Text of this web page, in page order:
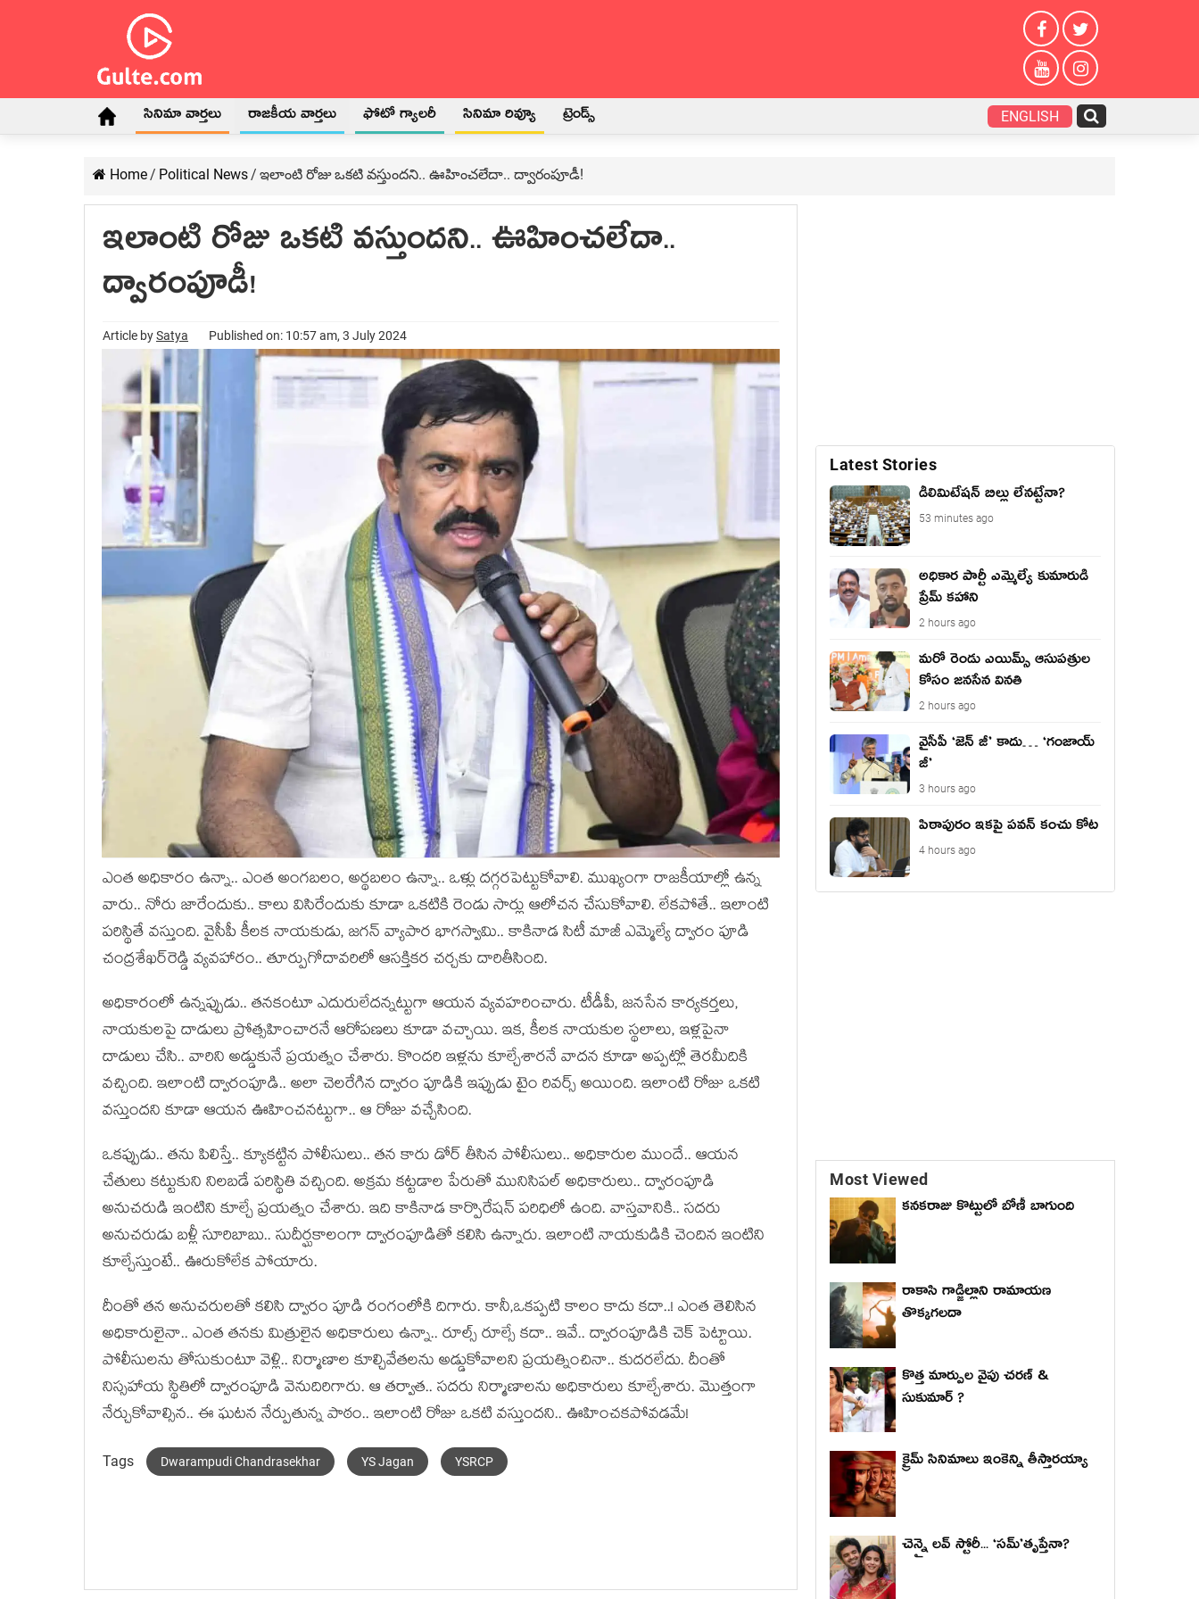
సినిమా వార్తలు రాజకీయ వార్తలు ఫోటో గ్యాలరీ సినిమా రివ్యూ ట్రెండ్స్ ENGLISH
Home/ Political News/ ఇలాంటి రోజు ఒక‌టి వ‌స్తుంద‌ని.. ఊహించ‌లేదా.. ద్వారంపూడీ!
ఇలాంటి రోజు ఒక‌టి వ‌స్తుంద‌ని.. ఊహించ‌లేదా..
ద్వారంపూడీ!
Article bySatya Published on: 10:57 am, 3 July 2024
ఎంత అధికారం ఉన్నా.. ఎంత అంగ‌బ‌లం, అర్థ‌బ‌లం ఉన్నా.. ఒళ్లు ద‌గ్గ‌ర‌పెట్టుకోవాలి. ముఖ్యంగా రాజ‌కీయాల్లో ఉన్న
వారు.. నోరు జారేందుకు.. కాలు విసిరేందుకు కూడా ఒకటికి రెండు సార్లు ఆలోచ‌న చేసుకోవాలి. లేక‌పోతే.. ఇలాంటి
ప‌రిస్థితే వ‌స్తుంది. వైసీపీ కీల‌క నాయ‌కుడు, జ‌గ‌న్ వ్యాపార భాగ‌స్వామి.. కాకినాడ సిటీ మాజీ ఎమ్మెల్యే ద్వారం పూడి
చంద్ర‌శేఖ‌ర్‌రెడ్డి వ్య‌వ‌హారం.. తూర్పుగోదావ‌రిలో ఆస‌క్తిక‌ర చ‌ర్చ‌కు దారితీసింది.
అధికారంలో ఉన్న‌ప్పుడు.. త‌న‌కంటూ ఎదురులేద‌న్న‌ట్టుగా ఆయ‌న వ్య‌వ‌హ‌రించారు. టీడీపీ, జ‌న‌సేన కార్య‌క‌ర్త‌లు,
నాయ‌కుల‌పై దాడులు ప్రోత్స‌హించార‌నే ఆరోప‌ణ‌లు కూడా వ‌చ్చాయి. ఇక‌, కీల‌క నాయ‌కుల స్థ‌లాలు, ఇళ్ల‌పైనా
దాడులు చేసి.. వారిని అడ్డుకునే ప్ర‌య‌త్నం చేశారు. కొంద‌రి ఇళ్ల‌ను కూల్చేశార‌నే వాద‌న కూడా అప్ప‌ట్లో తెర‌మీదికి
వ‌చ్చింది. ఇలాంటి ద్వారంపూడి.. అలా చెల‌రేగిన ద్వారం పూడికి ఇప్పుడు టైం రివ‌ర్స్ అయింది. ఇలాంటి రోజు ఒక‌టి
వ‌స్తుంద‌ని కూడా ఆయ‌న ఊహించ‌న‌ట్టుగా.. ఆ రోజు వ‌చ్చేసింది.
ఒక‌ప్పుడు.. త‌ను పిలిస్తే.. క్యూక‌ట్టిన పోలీసులు.. త‌న కారు డోర్ తీసిన పోలీసులు.. అధికారుల ముందే.. ఆయ‌న
చేతులు క‌ట్టుకుని నిల‌బ‌డే పరిస్థితి వ‌చ్చింది. అక్ర‌మ క‌ట్ట‌డాల పేరుతో మునిసిప‌ల్ అధికారులు.. ద్వారంపూడి
అనుచ‌రుడి ఇంటిని కూల్చే ప్ర‌య‌త్నం చేశారు. ఇది కాకినాడ కార్పొరేష‌న్ ప‌రిధిలో ఉంది. వాస్త‌వానికి.. స‌ద‌రు
అనుచ‌రుడు బ‌ళ్లీ సూరిబాబు.. సుదీర్ఘ‌కాలంగా ద్వారంపూడితో క‌లిసి ఉన్నారు. ఇలాంటి నాయ‌కుడికి చెందిన ఇంటిని
కూల్చేస్తుంటే.. ఊరుకోలేక పోయారు.
దీంతో త‌న అనుచ‌రుల‌తో క‌లిసి ద్వారం పూడి రంగంలోకి దిగారు. కానీ,ఒక‌ప్ప‌టి కాలం కాదు క‌దా..! ఎంత తెలిసిన
అధికారులైనా.. ఎంత త‌న‌కు మిత్రులైన అధికారులు ఉన్నా.. రూల్స్ రూల్సే క‌దా.. ఇవే.. ద్వారంపూడికి చెక్ పెట్టాయి.
పోలీసుల‌ను తోసుకుంటూ వెళ్లి.. నిర్మాణాల కూల్చివేత‌ల‌ను అడ్డుకోవాల‌ని ప్ర‌య‌త్నించినా.. కుద‌ర‌లేదు. దీంతో
నిస్స‌హాయ స్థితిలో ద్వారంపూడి వెనుదిరిగారు. ఆ త‌ర్వాత‌.. స‌ద‌రు నిర్మాణాల‌ను అధికారులు కూల్చేశారు. మొత్తంగా
నేర్చుకోవాల్సిన‌.. ఈ ఘ‌ట‌న నేర్పుతున్న పాఠం.. ఇలాంటి రోజు ఒక‌టి వ‌స్తుంద‌ని.. ఊహించ‌కపోవ‌డ‌మే!
Tags Dwarampudi Chandrasekhar YS Jagan YSRCP
Latest Stories
డీలిమిటేషన్ బిల్లు లేన‌ట్టేనా?
53 minutes ago
అధికార పార్టీ ఎమ్మెల్యే కుమారుడి
ప్రేమ్ కహాని
2 hours ago
మరో రెండు ఎయిమ్స్ ఆసుపత్రుల
కోసం జనసేన వినతి
2 hours ago
వైసీపీ ‘జెన్ జీ’ కాదు… ‘గంజాయ్
జీ’
3 hours ago
పిఠాపురం ఇకపై పవన్ కంచు కోట
4 hours ago
Most Viewed
కనకరాజు కొట్టులో బోణీ బాగుంది
రాకాసి గాడ్జిల్లాని రామాయణ
తొక్కగలదా
కొత్త మార్పుల వైపు చరణ్ &
సుకుమార్ ?
క్రైమ్ సినిమాలు ఇంకెన్ని తీస్తారయ్యా
చెన్నై లవ్ స్టోరీ... ‘సమ్’తృప్తేనా?